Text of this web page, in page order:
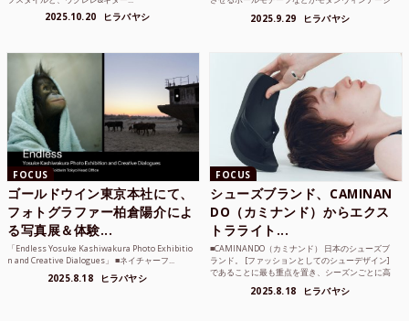
2025.10.20 ヒラバヤシ 2025.9.29 ヒラバヤシ
FOCUS
ゴールドウイン東京本社にて、
フォトグラファー柏倉陽介によ
る写真展＆体験...
「Endless Yosuke Kashiwakura Photo Exhibitio
n and Creative Dialogues」 ■ネイチャーフ...
2025.8.18 ヒラバヤシ
FOCUS
シューズブランド、CAMINAN
DO（カミナンド）からエクス
トラライト...
■CAMINANDO（カミナンド） 日本のシューズブ
ランド。 [ファッションとしてのシューデザイン]
であることに最も重点を置き、シーズンごとに高
2025.8.18 ヒラバヤシ